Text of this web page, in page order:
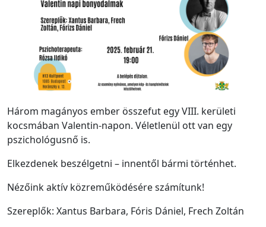
Három magányos ember összefut egy VIII. kerületi
kocsmában Valentin-napon. Véletlenül ott van egy
pszichológusnő is.
Elkezdenek beszélgetni – innentől bármi történhet.
Nézőink aktív közreműködésére számítunk!
Szereplők: Xantus Barbara, Fóris Dániel, Frech Zoltán